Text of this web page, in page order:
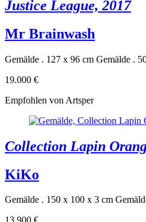
Justice League, 2017
Mr Brainwash
Gemälde . 127 x 96 cm Gemälde .
19.000 €
Empfohlen von Artsper
Collection Lapin
KiKo
Gemälde . 150 x 100 x 3 cm